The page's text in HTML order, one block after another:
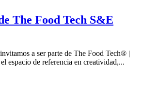
The Food Tech S&E
a ser parte de The Food Tech® |
espacio de referencia en creatividad,...